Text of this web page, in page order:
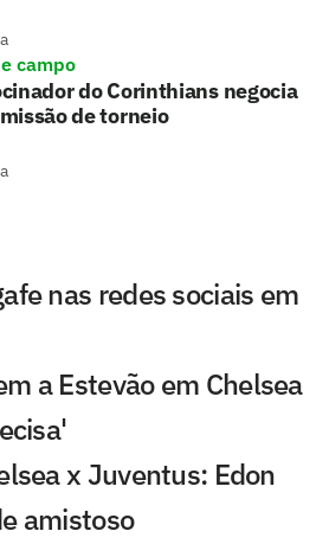
campo
do Corinthians negocia
de torneio
nas redes sociais em
a Estevão em Chelsea
x Juventus: Edon
amistoso